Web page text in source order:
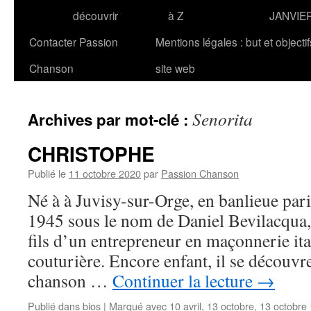
découvrir
à Z
Contacter Passion
Chanson
Mentions légales : but et
site web
Archives par mot-clé : Senorita
CHRISTOPHE
Publié le 11 octobre 2020par Passion Chanson
Né à à Juvisy-sur-Orge, en banlieue
1945 sous le nom de Daniel
fils d’un entrepreneur en maçonnerie
couturière. Encore enfant, il se
chanson … Continuer la lecture →
Publié dansbios | Marqué avec 10 avril, 13 octobre, 13 octobre